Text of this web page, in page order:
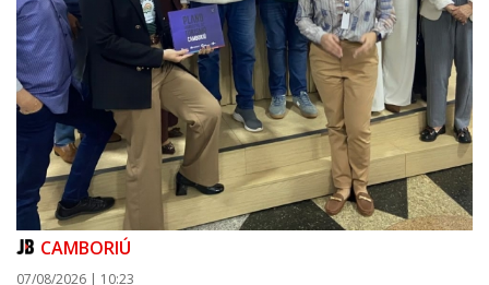
CAMBORIÚ
07/08/2026 | 10:23